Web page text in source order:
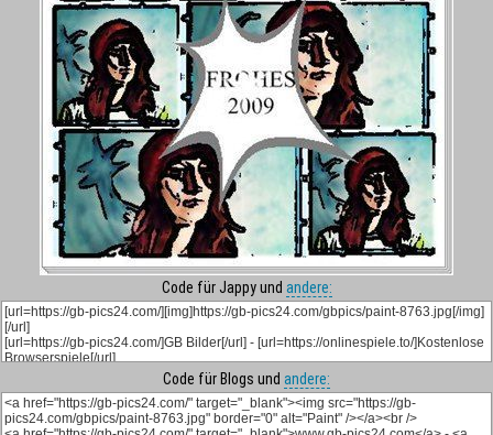
Code für Jappy und andere:
Code für Blogs und andere: